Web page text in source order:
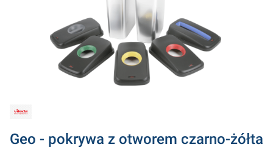
Geo - pokrywa z otworem czarno-żółta